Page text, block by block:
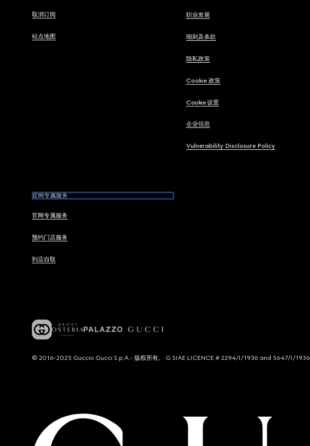
取消订阅
站点地图
职业发展
细则及条款
隐私政策
Cookie 政策
Cookie 设置
企业信息
Vulnerability Disclosure Policy
官网专属服务
官网专属服务
预约门店服务
到店自取
© 2016-2025 Guccio Gucci S.p.A.- 版权所有。 G SIAE LICENCE # 2294/I/1936 and 5647/I/1936